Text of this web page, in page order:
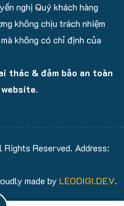
nghị Quý khách hàng
không chịu trách nhiệm
không có chỉ định của
thác & đảm bảo an toàn
Rights Reserved. Address:
made by LEODIGI.DEV.